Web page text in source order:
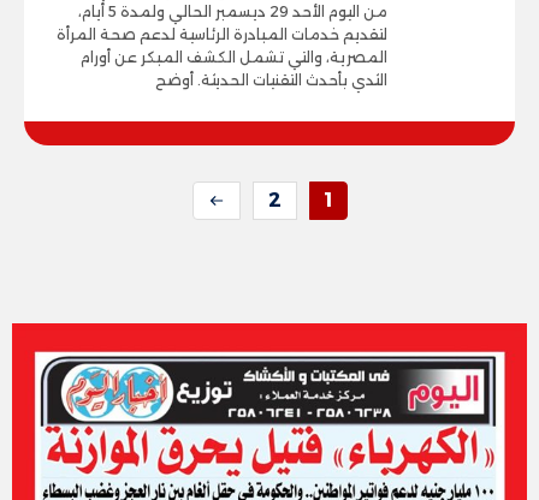
من اليوم الأحد 29 ديسمبر الحالي ولمدة 5 أيام،
لتقديم خدمات المبادرة الرئاسية لدعم صحة المرأة
المصرية، والتي تشمل الكشف المبكر عن أورام
الثدي بأحدث التقنيات الحديثة. أوضح
1
2